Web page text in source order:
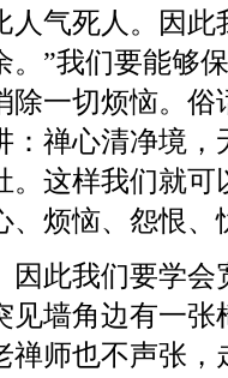
人气死人。因
。”我们要能够
除一切烦恼。俗
：禅心清净境，
。这样我们就
、烦恼、怨恨、
因此我们要学会
见墙角边有一张
禅师也不声张，